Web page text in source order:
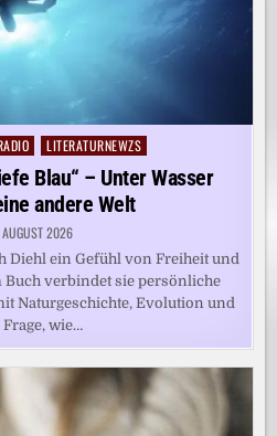
LITERATURNEWZS
Blau“ – Unter Wasser
andere Welt
2026
Diehl ein Gefühl von Freiheit und
verbindet sie persönliche
Naturgeschichte, Evolution und
Frage, wie…